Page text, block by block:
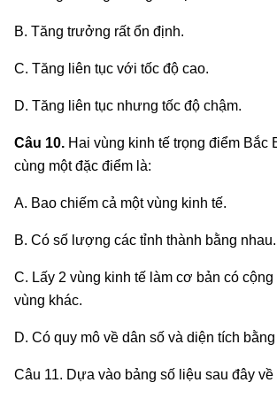
B. Tăng trưởng rất ổn định.
C. Tăng liên tục với tốc độ cao.
D. Tăng liên tục nhưng tốc độ chậm.
Câu 10. Hai vùng kinh tế trọng điểm Bắc
cùng một đặc điểm là:
A. Bao chiếm cả một vùng kinh tế.
B. Có số lượng các tỉnh thành bằng nhau.
C. Lấy 2 vùng kinh tế làm cơ bản có cộng
vùng khác.
D. Có quy mô về dân số và diện tích
Câu 11. Dựa vào bảng số liệu sau đây về